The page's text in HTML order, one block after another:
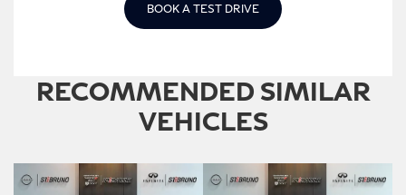
BOOK A TEST DRIVE
RECOMMENDED SIMILAR
VEHICLES